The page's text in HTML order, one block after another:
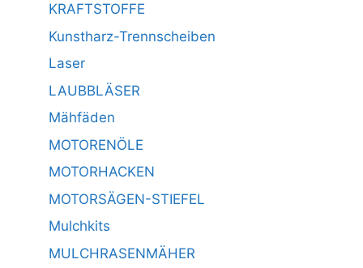
KRAFTSTOFFE
Kunstharz-Trennscheiben
Laser
LAUBBLÄSER
Mähfäden
MOTORENÖLE
MOTORHACKEN
MOTORSÄGEN-STIEFEL
Mulchkits
MULCHRASENMÄHER